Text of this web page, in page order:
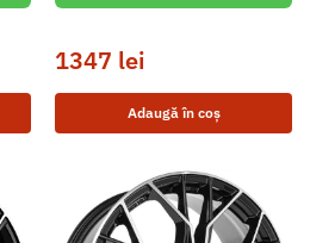
1347 lei
Adaugă în coș